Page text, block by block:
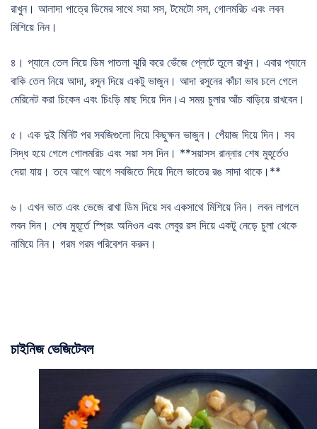
রাখুন। আলাদা পাত্রে ডিমের সাথে সয়া সস, টমেটো সস, গোলমরিচ এবং লবন
মিশিয়ে নিন।
৪। প্যানে তেল নিয়ে ডিম পাতলা ঝুরি করে ভেঁজে প্লেটে তুলে রাখুন। এবার প্যানে
বাকি তেল নিয়ে আদা, রসুন দিয়ে একটু ভাজুন। আদা রসুনের কাঁচা ভাব চলে গেলে
মেরিনেট করা চিকেন এবং চিংড়ি মাছ দিয়ে দিন।এ সময় চুলার আঁচ বাড়িয়ে রাখবেন।
৫। এক দুই মিনিট পর সবজিগুলো দিয়ে কিছুক্ষন ভাজুন। পেঁয়াজ দিয়ে দিন। সব
সিদ্ধ হয়ে গেলে গোলমরিচ এবং সয়া সস দিন। **সয়াসস রান্নার শেষ মুহূর্তেও
দেয়া যায়। তবে আগে আগে সবজিতে দিয়ে দিলে ভাতের রঙ সাদা থাকে।**
৬। এখন ভাত এবং ভেজে রাখা ডিম দিয়ে সব একসাথে মিশিয়ে নিন। লবন লাগলে
লবন দিন। শেষ মুহূর্তে স্প্রিং অনিওন এবং লেবুর রস দিয়ে একটু নেড়ে চুলা থেকে
নামিয়ে নিন। গরম গরম পরিবেশন করুন।
চাইনিজ ভেজিটেবল